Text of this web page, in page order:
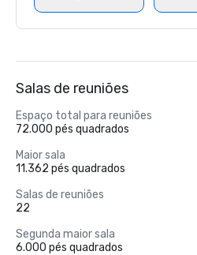
Salas de reuniões
Espaço total para reuniões
72.000 pés quadrados
Maior sala
11.362 pés quadrados
Salas de reuniões
22
Segunda maior sala
6.000 pés quadrados